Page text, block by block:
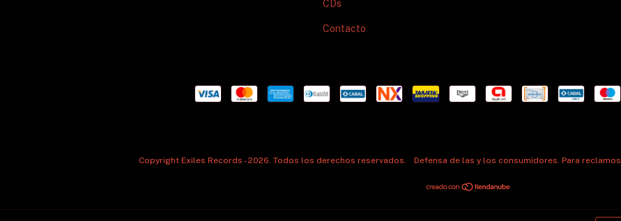
CDs
Contacto
Copyright Exiles Records - 2026. Todos los derechos reservados. Defensa de las y los consumidores. Para reclamos